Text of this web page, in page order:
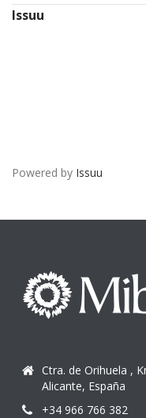
Issuu
Powered by Issuu
Ctra. de Orihuela ,
Alicante, España
+34 966 766 382